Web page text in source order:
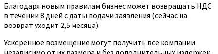
Благодаря новым правилам бизнес может возвращать НДС
в течении 8 дней с даты подачи заявления (сейчас на
возврат уходит 2,5 месяца).
Ускоренное возмещение могут получить все компании
независимо от их размера и без дополнительных издержек.